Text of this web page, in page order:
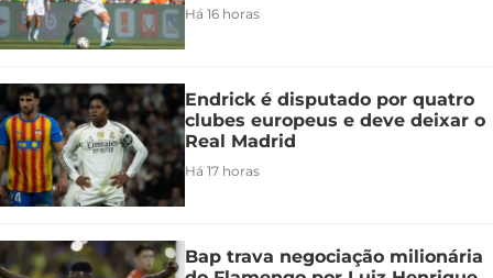
Há 16 horas
Endrick é disputado por quatro
clubes europeus e deve deixar o
Real Madrid
Há 17 horas
Bap trava negociação milionária